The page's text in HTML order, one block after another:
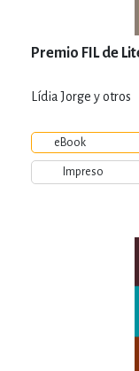
Premio FIL de
Lídia Jorge y otros
eBook
Impreso